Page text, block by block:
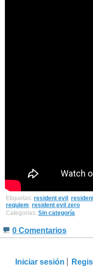
Etiquetas: resident evil ,
requiem, resident evil zero
Categorías: Sin categoría
0 Comentarios
Iniciar sesión